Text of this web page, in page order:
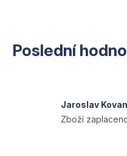
Poslední
Hodnocení
produktu
Jaroslav
Zboží